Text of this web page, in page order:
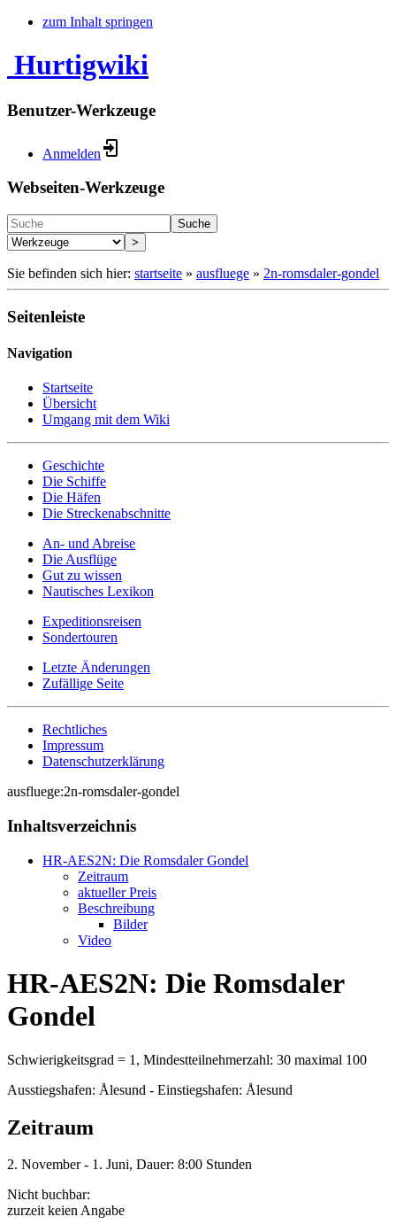
zum Inhalt springen
Hurtigwiki
Benutzer-Werkzeuge
Anmelden
Webseiten-Werkzeuge
Suche
>
Sie befinden sich hier: startseite » ausfluege » 2n-romsdaler-gondel
Seitenleiste
Navigation
Startseite
Übersicht
Umgang mit dem Wiki
Geschichte
Die Schiffe
Die Häfen
Die Streckenabschnitte
An- und Abreise
Die Ausflüge
Gut zu wissen
Nautisches Lexikon
Expeditionsreisen
Sondertouren
Letzte Änderungen
Zufällige Seite
Rechtliches
Impressum
Datenschutzerklärung
ausfluege:2n-romsdaler-gondel
Inhaltsverzeichnis
HR-AES2N: Die Romsdaler Gondel
Zeitraum
aktueller Preis
Beschreibung
Bilder
Video
HR-AES2N: Die Romsdaler
Gondel
Schwierigkeitsgrad = 1, Mindestteilnehmerzahl: 30 maximal 100
Ausstiegshafen: Ålesund - Einstiegshafen: Ålesund
Zeitraum
2. November - 1. Juni, Dauer: 8:00 Stunden
Nicht buchbar:
zurzeit keien Angabe